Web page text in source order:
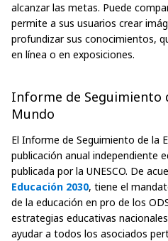
alcanzar las metas. Puede
permite a sus usuarios crear
profundizar sus conocimientos,
en línea o en exposiciones.
Informe de Seguimiento
Mundo
El Informe de Seguimiento de la
publicación anual independiente
publicada por la UNESCO. De
Educación 2030, tiene el
de la educación en pro de los
estrategias educativas
ayudar a todos los asociados